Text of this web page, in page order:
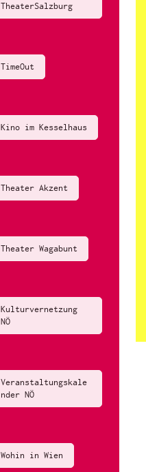
TheaterSalzburg
TimeOut
Kino im Kesselhaus
Theater Akzent
Theater Wagabunt
Kulturvernetzung
NÖ
Veranstaltungskale
nder NÖ
Wohin in Wien